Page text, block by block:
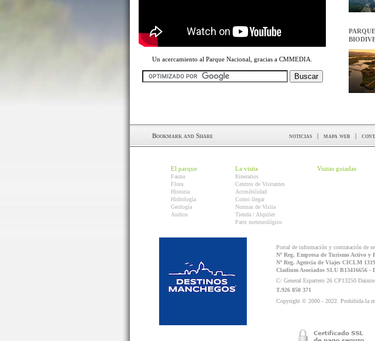
Un acercamiento al Parque Nacional, gracias a CMMEDIA.
noticias | mapa web |
El parque
Fauna
Flora
Historia
Hidrología
Geología
Audios
La visita
Itinerarios
Centros de Visitantes
Accesibilidad
Como llegar
Normas de Visita
Tienda / Alquiler
Parte meteorológico
Visitas guiadas
Portal de información y contratación de
Nº Reg. Empresa de Turismo Activo y
Nº Reg. Agencia de Viajes CICLM
Cladium Asociados SLU B13416656 -
C/ General Espartero 26 CP13250
T.926 850 371
Copyright © 2000 - 2022. Prohibida la